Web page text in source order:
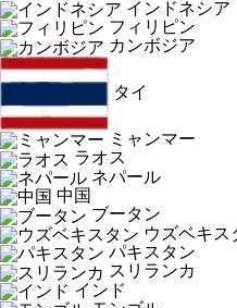
インドネシア
フィリピン
カンボジア
タイ
ミャンマー
ラオス
ネパール
中国
ブータン
ウズベキス
パキスタン
スリランカ
インド